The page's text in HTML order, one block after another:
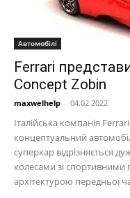
Автомобілі
Ferrari
Concept Zobin
maxwelhelp - 04.02.2022
Італійська компанія
концептуальний
суперкар відрізняється
колесами зі
архітектурою передньої